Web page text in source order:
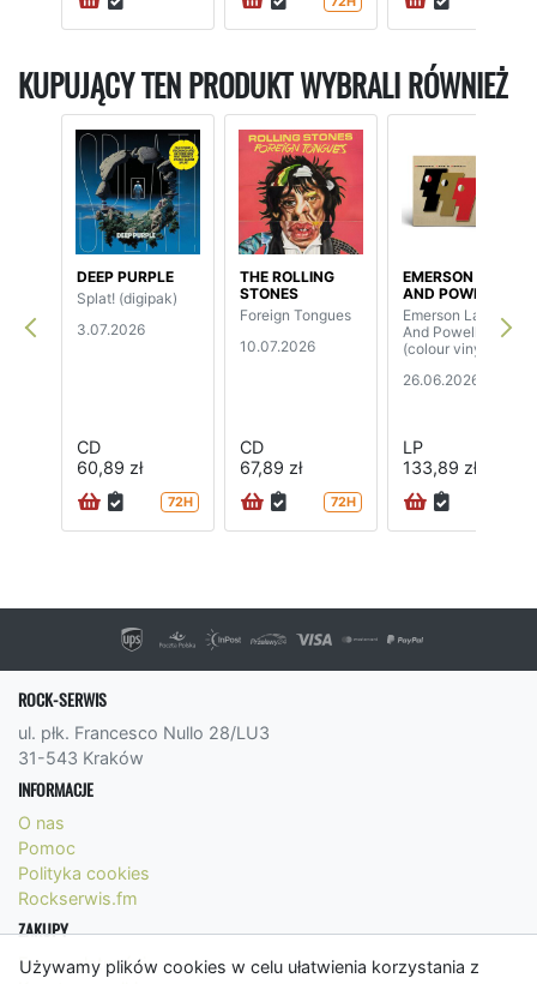
Używamy plików cookies w celu ułatwienia korzystania z
KUPUJĄCY TEN PRODUKT WYBRALI RÓWNIEŻ
DEEP PURPLE
Splat! (digipak)
3.07.2026
CD
60,89 zł
72H
THE ROLLING
STONES
Foreign Tongues
10.07.2026
CD
67,89 zł
72H
EMERSON LAKE
AND POWELL
Emerson Lake
And Powell
(colour vinyl)
26.06.2026
LP
133,89 zł
ROCK-SERWIS
ul. płk. Francesco Nullo 28/LU3
31-543 Kraków
INFORMACJE
O nas
Pomoc
Polityka cookies
Rockserwis.fm
ZAKUPY
Formy płatności